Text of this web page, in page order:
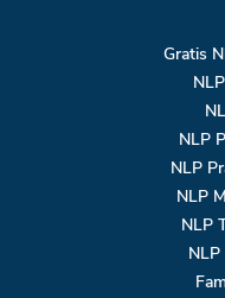
Gratis
NLP
NLP
NLP
NLP